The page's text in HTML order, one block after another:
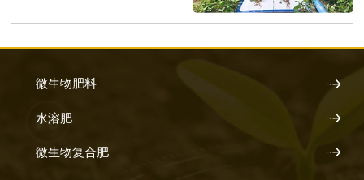
微生物肥料
水溶肥
微生物复合肥